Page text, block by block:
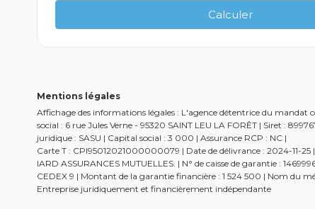
Mentions légales
Affichage des informations légales : L'agence détentrice du mandat
social : 6 rue Jules Verne - 95320 SAINT LEU LA FORÊT | Siret :
juridique : SASU | Capital social : 3 000 | Assurance RCP : NC |
Carte T : CPI95012021000000079 | Date de délivrance : 2024-11-
IARD ASSURANCES MUTUELLES. | N° de caisse de garantie :
CEDEX 9 | Montant de la garantie financière : 1 524 500 | Nom du
Entreprise juridiquement et financièrement indépendante